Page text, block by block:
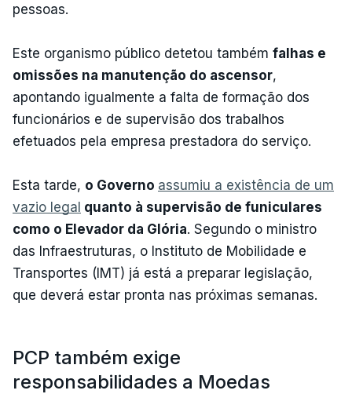
pessoas.
Este organismo público detetou também falhas e
omissões na manutenção do ascensor,
apontando igualmente a falta de formação dos
funcionários e de supervisão dos trabalhos
efetuados pela empresa prestadora do serviço.
Esta tarde, o Governo assumiu a existência de um
vazio legal quanto à supervisão de funiculares
como o Elevador da Glória. Segundo o ministro
das Infraestruturas, o Instituto de Mobilidade e
Transportes (IMT) já está a preparar legislação,
que deverá estar pronta nas próximas semanas.
PCP também exige
responsabilidades a Moedas